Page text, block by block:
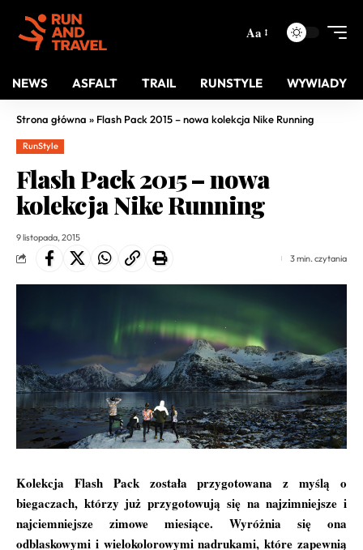
Aa
NEWS ASFALT TRAIL RUNSTYLE WYWIADY
Strona główna » Flash Pack 2015 – nowa kolekcja Nike Running
RunStyle
Flash Pack 2015 – nowa
kolekcja Nike Running
9 listopada, 2015
3 min. czytania
Kolekcja Flash Pack została przygotowana z myślą o
biegaczach, którzy już przygotowują się na najzimniejsze i
najciemniejsze zimowe miesiące. Wyróżnia się ona
odblaskowymi i wielokolorowymi nadrukami, które zapewnią